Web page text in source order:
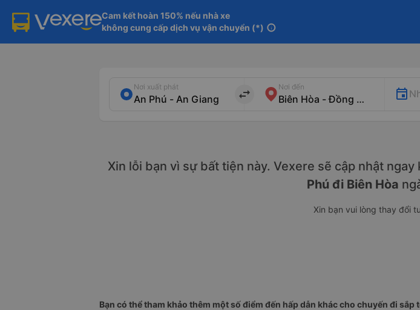
Cam kết hoàn 150% nếu nhà xe
không cung cấp dịch vụ vận chuyển (*) info
Nơi xuất phát
import_export
Nơi đến
Xin lỗi bạn vì sự bất tiện này. Vexere sẽ cập nhật
Phú đi Biên Hòa
Xin bạn vui lòng thay đổi
Bạn có thể tham khảo thêm một số điểm đến hấp dẫn khác cho chuyến đi sắp